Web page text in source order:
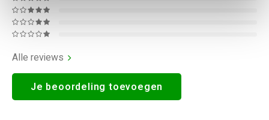
Alle reviews
Je beoordeling toevoegen